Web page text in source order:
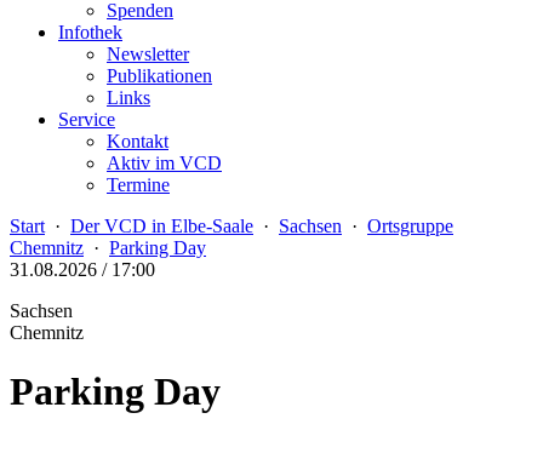
Spenden
Infothek
Newsletter
Publikationen
Links
Service
Kontakt
Aktiv im VCD
Termine
Start · Der VCD in Elbe-Saale · Sachsen · Ortsgruppe
Chemnitz · Parking Day
31.08.2026 / 17:00
Sachsen
Chemnitz
Parking Day